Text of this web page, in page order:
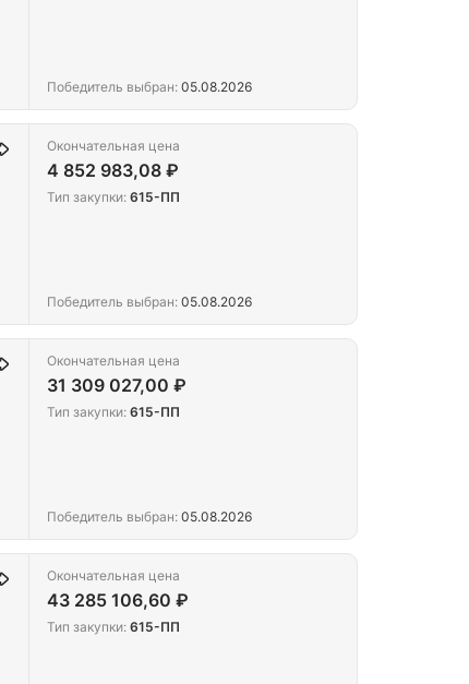
Победитель выбран: 05.08.2026
Окончательная цена
4 852 983,08 ₽
Тип закупки: 615-ПП
Победитель выбран: 05.08.2026
Окончательная цена
31 309 027,00 ₽
Тип закупки: 615-ПП
Победитель выбран: 05.08.2026
Окончательная цена
43 285 106,60 ₽
Тип закупки: 615-ПП